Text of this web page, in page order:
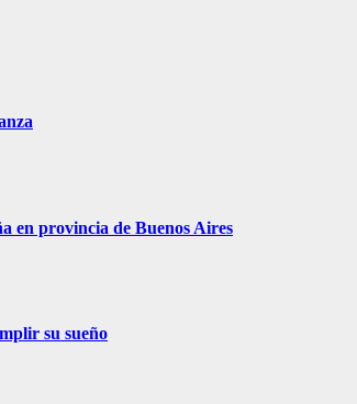
en provincia de Buenos Aires
su sueño